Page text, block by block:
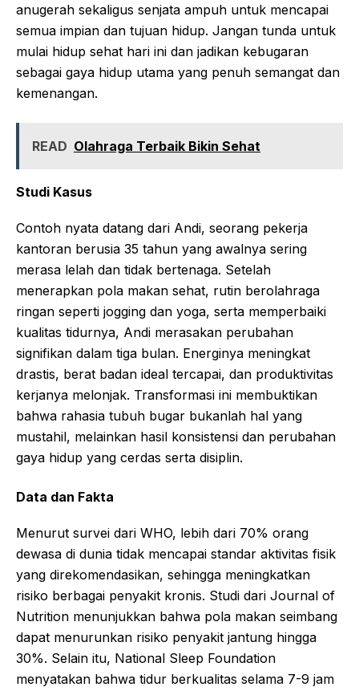
anugerah sekaligus senjata ampuh untuk mencapai
semua impian dan tujuan hidup. Jangan tunda untuk
mulai hidup sehat hari ini dan jadikan kebugaran
sebagai gaya hidup utama yang penuh semangat dan
kemenangan.
READ Olahraga Terbaik Bikin Sehat
Studi Kasus
Contoh nyata datang dari Andi, seorang pekerja
kantoran berusia 35 tahun yang awalnya sering
merasa lelah dan tidak bertenaga. Setelah
menerapkan pola makan sehat, rutin berolahraga
ringan seperti jogging dan yoga, serta memperbaiki
kualitas tidurnya, Andi merasakan perubahan
signifikan dalam tiga bulan. Energinya meningkat
drastis, berat badan ideal tercapai, dan produktivitas
kerjanya melonjak. Transformasi ini membuktikan
bahwa rahasia tubuh bugar bukanlah hal yang
mustahil, melainkan hasil konsistensi dan perubahan
gaya hidup yang cerdas serta disiplin.
Data dan Fakta
Menurut survei dari WHO, lebih dari 70% orang
dewasa di dunia tidak mencapai standar aktivitas fisik
yang direkomendasikan, sehingga meningkatkan
risiko berbagai penyakit kronis. Studi dari Journal of
Nutrition menunjukkan bahwa pola makan seimbang
dapat menurunkan risiko penyakit jantung hingga
30%. Selain itu, National Sleep Foundation
menyatakan bahwa tidur berkualitas selama 7-9 jam